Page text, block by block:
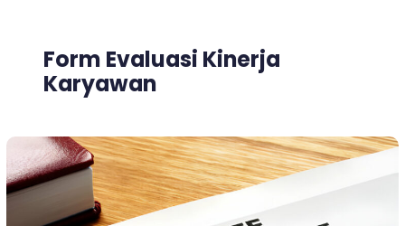
Form Evaluasi Kinerja
Karyawan
Evaluasi
Kinerja
Karyawan: